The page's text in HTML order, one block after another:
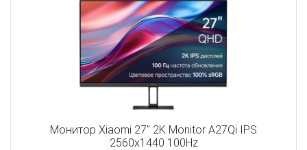
Монитор Xiaomi 27" 2K Monitor A27Qi IPS
2560x1440 100Hz